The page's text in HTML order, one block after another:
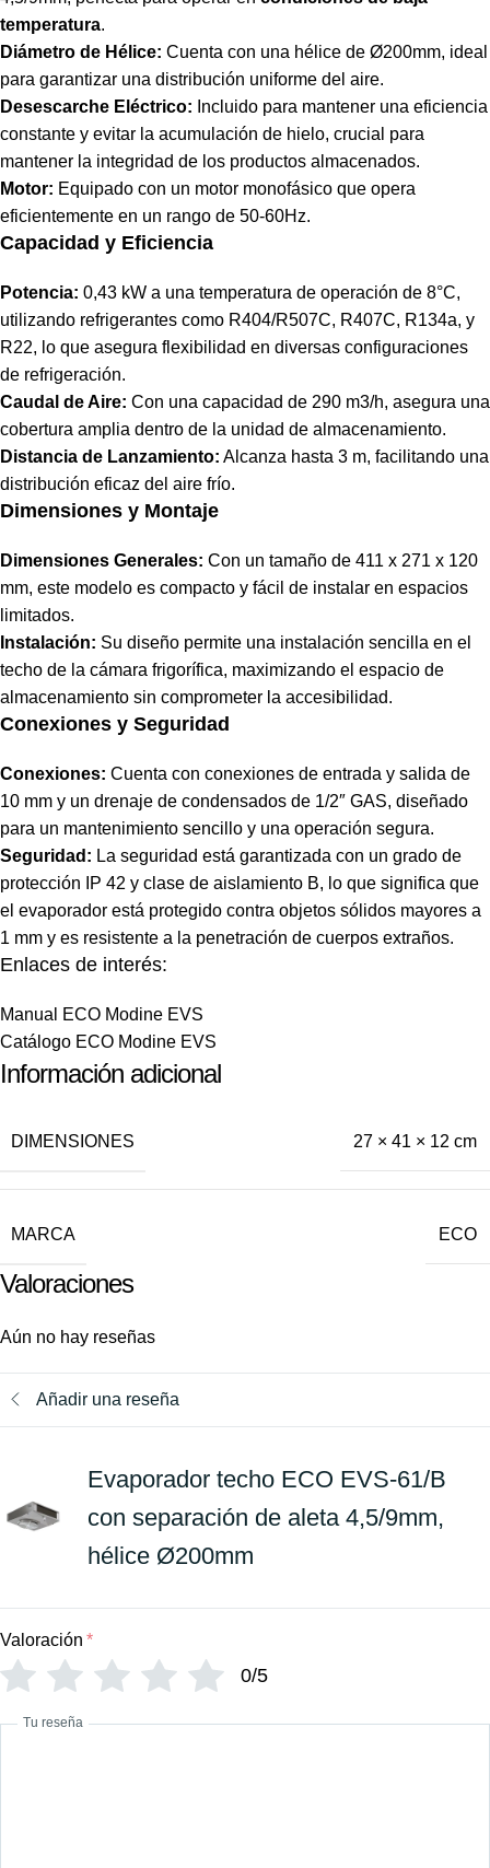
temperatura.
Diámetro de Hélice: Cuenta con una hélice de Ø200mm, ideal
para garantizar una distribución uniforme del aire.
Desescarche Eléctrico: Incluido para mantener una eficiencia
constante y evitar la acumulación de hielo, crucial para
mantener la integridad de los productos almacenados.
Motor: Equipado con un motor monofásico que opera
eficientemente en un rango de 50-60Hz.
Capacidad y Eficiencia
Potencia: 0,43 kW a una temperatura de operación de 8°C,
utilizando refrigerantes como R404/R507C, R407C, R134a, y
R22, lo que asegura flexibilidad en diversas configuraciones
de refrigeración.
Caudal de Aire: Con una capacidad de 290 m3/h, asegura una
cobertura amplia dentro de la unidad de almacenamiento.
Distancia de Lanzamiento: Alcanza hasta 3 m, facilitando una
distribución eficaz del aire frío.
Dimensiones y Montaje
Dimensiones Generales: Con un tamaño de 411 x 271 x 120
mm, este modelo es compacto y fácil de instalar en espacios
limitados.
Instalación: Su diseño permite una instalación sencilla en el
techo de la cámara frigorífica, maximizando el espacio de
almacenamiento sin comprometer la accesibilidad.
Conexiones y Seguridad
Conexiones: Cuenta con conexiones de entrada y salida de
10 mm y un drenaje de condensados de 1/2″ GAS, diseñado
para un mantenimiento sencillo y una operación segura.
Seguridad: La seguridad está garantizada con un grado de
protección IP 42 y clase de aislamiento B, lo que significa que
el evaporador está protegido contra objetos sólidos mayores a
1 mm y es resistente a la penetración de cuerpos extraños.
Enlaces de interés:
Manual ECO Modine EVS
Catálogo ECO Modine EVS
Información adicional
DIMENSIONES 27 × 41 × 12 cm
MARCA ECO
Valoraciones
Aún no hay reseñas
Añadir una reseña
Evaporador techo ECO EVS-61/B
con separación de aleta 4,5/9mm,
hélice Ø200mm
Valoración *
0/5
Tu reseña